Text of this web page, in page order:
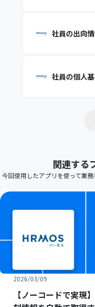
社員の出向
社員の個人
関連する
今回使用したアプリを使って業
2026/03/09
【ノーコードで実現